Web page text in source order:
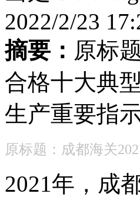
2022/2/23
摘要： 原标
合格十大典
生产重要指
原标题：成都海关
2021年，成